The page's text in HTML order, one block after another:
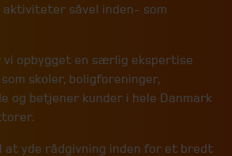
aktiviteter såvel inden- som
vi opbygget en særlig ekspertise
skoler, boligforeninger,
og betjener kunder i hele Danmark
at yde rådgivning inden for et bredt